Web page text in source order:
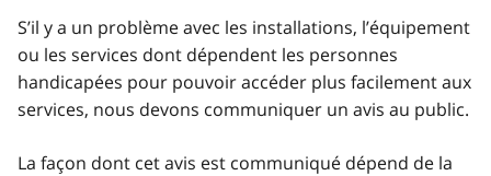
S’il y a un problème avec les installations, l’équipement
ou les services dont dépendent les personnes
handicapées pour pouvoir accéder plus facilement aux
services, nous devons communiquer un avis au public.
La façon dont cet avis est communiqué dépend de la